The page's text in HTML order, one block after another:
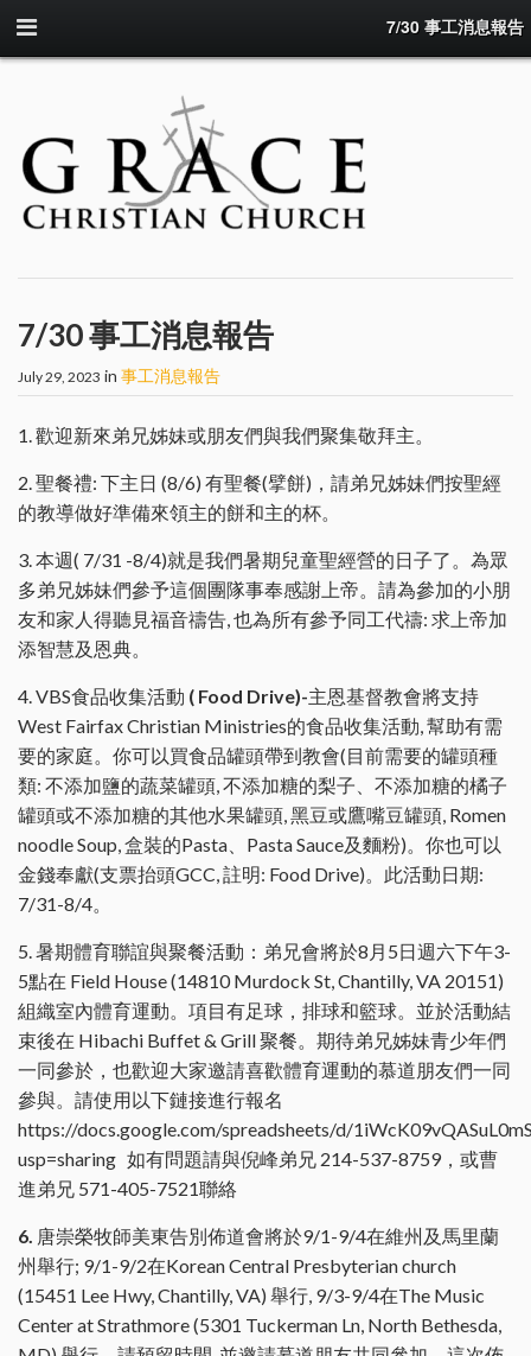
7/30 事工消息報告
7/30 事工消息報告
July 29, 2023 in 事工消息報告
1. 歡迎新來弟兄姊妹或朋友們與我們聚集敬拜主。
2. 聖餐禮: 下主日 (8/6) 有聖餐(擘餅)，請弟兄姊妹們按聖經
的教導做好準備來領主的餅和主的杯。
3. 本週( 7/31 -8/4)就是我們暑期兒童聖經營的日子了。為眾
多弟兄姊妹們參予這個團隊事奉感謝上帝。請為參加的小朋
友和家人得聽見福音禱告, 也為所有參予同工代禱: 求上帝加
添智慧及恩典。
4. VBS食品收集活動 ( Food Drive)-主恩基督教會將支持
West Fairfax Christian Ministries的食品收集活動, 幫助有需
要的家庭。你可以買食品罐頭帶到教會(目前需要的罐頭種
類: 不添加鹽的蔬菜罐頭, 不添加糖的梨子、不添加糖的橘子
罐頭或不添加糖的其他水果罐頭, 黑豆或鷹嘴豆罐頭, Romen
noodle Soup, 盒裝的Pasta、Pasta Sauce及麵粉)。你也可以
金錢奉獻(支票抬頭GCC, 註明: Food Drive)。此活動日期:
7/31-8/4。
5. 暑期體育聯誼與聚餐活動：弟兄會將於8月5日週六下午3-
5點在 Field House (14810 Murdock St, Chantilly, VA 20151)
組織室內體育運動。項目有足球，排球和籃球。並於活動結
束後在 Hibachi Buffet & Grill 聚餐。期待弟兄姊妹青少年們
一同參於，也歡迎大家邀請喜歡體育運動的慕道朋友們一同
參與。請使用以下鏈接進行報名
https://docs.google.com/spreadsheets/d/
usp=sharing 如有問題請與倪峰弟兄 214-537-8759，或曹
進弟兄 571-405-7521聯絡
6. 唐崇榮牧師美東告別佈道會將於9/1-9/4在維州及馬里蘭
州舉行; 9/1-9/2在Korean Central Presbyterian church
(15451 Lee Hwy, Chantilly, VA) 舉行, 9/3-9/4在The Music
Center at Strathmore (5301 Tuckerman Ln, North Bethesda,